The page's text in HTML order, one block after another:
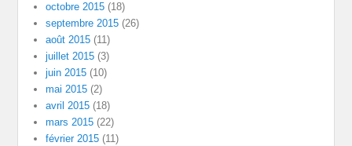
octobre 2015 (18)
septembre 2015 (26)
août 2015 (11)
juillet 2015 (3)
juin 2015 (10)
mai 2015 (2)
avril 2015 (18)
mars 2015 (22)
février 2015 (11)